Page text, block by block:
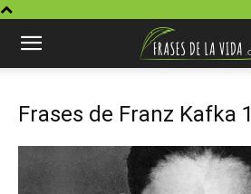
Frases de Franz Kafka 1